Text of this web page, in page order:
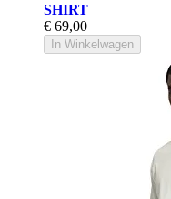
SHIRT
€ 69,00
In Winkelwagen